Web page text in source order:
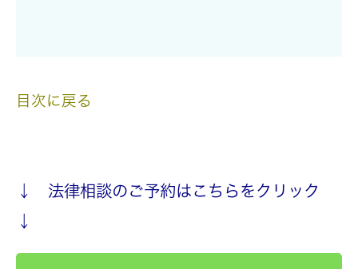
目次に戻る
↓ 法律相談のご予約はこちらをクリック
↓